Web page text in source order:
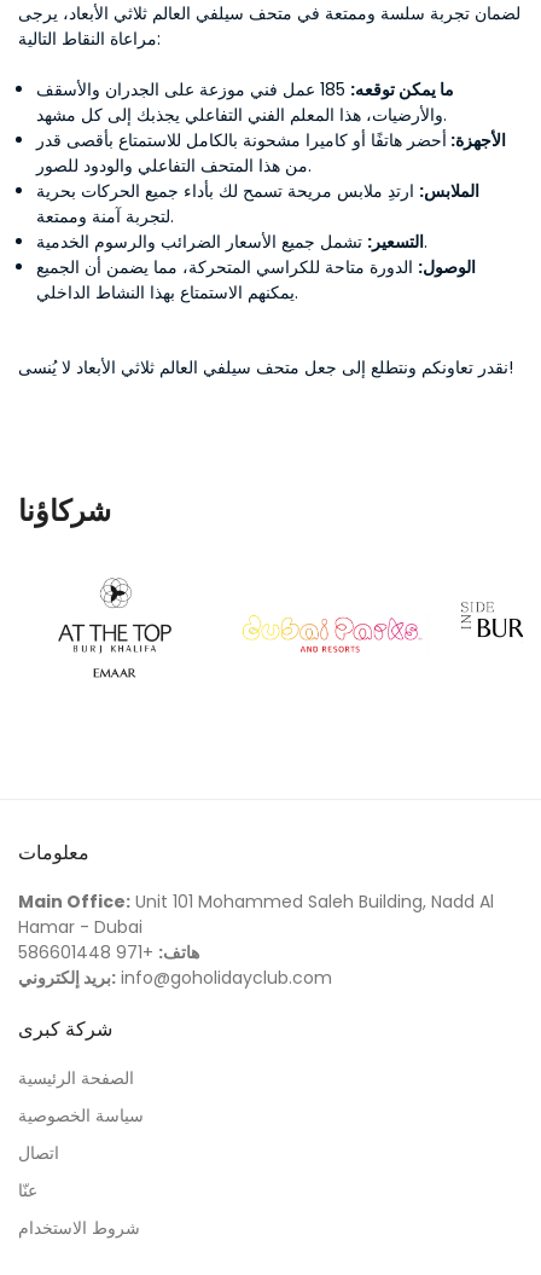
لضمان تجربة سلسة وممتعة في متحف سيلفي العالم ثلاثي الأبعاد، يرجى
مراعاة النقاط التالية:
ما يمكن توقعه:
185 عمل فني موزعة على الجدران والأسقف
والأرضيات، هذا المعلم الفني التفاعلي يجذبك إلى كل مشهد.
الأجهزة: أحضر هاتفًا أو كاميرا مشحونة بالكامل للاستمتاع بأقصى قدر
من هذا المتحف التفاعلي والودود للصور.
الملابس: ارتدِ ملابس مريحة تسمح لك بأداء جميع الحركات بحرية
لتجربة آمنة وممتعة.
التسعير:تشمل جميع الأسعار الضرائب والرسوم الخدمية.
الوصول: الدورة متاحة للكراسي المتحركة، مما يضمن أن الجميع
يمكنهم الاستمتاع بهذا النشاط الداخلي.
نقدر تعاونكم ونتطلع إلى جعل متحف سيلفي العالم ثلاثي الأبعاد لا يُنسى!
شركاؤنا
معلومات
Main Office: Unit 101 Mohammed Saleh Building, Nadd Al
Hamar - Dubai
هاتف: +971 586601448
بريد إلكتروني: info@goholidayclub.com
شركة كبرى
الصفحة الرئيسية
سياسة الخصوصية
اتصال
عنّا
شروط الاستخدام